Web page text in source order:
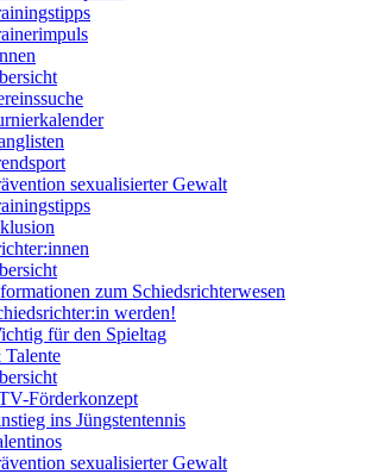
sexualisierter Gewalt
zum Schiedsrichterwesen
werden!
für den Spieltag
Förderkonzept
ins Jüngstentennis
sexualisierter Gewalt